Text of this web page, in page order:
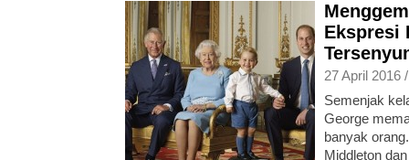
Ekspresi
27 April 2016
Semenjak
George
banyak
Middleton